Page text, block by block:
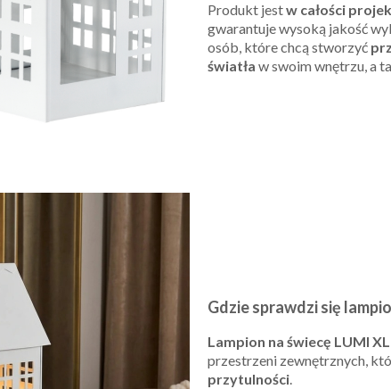
Produkt jestw całości
gwarantuje wysoką jakość
osób, które chcą stworzyć
światła w swoim wnętrzu, a
Gdzie sprawdzi się
Lampion na świecę LUMI XL
przestrzeni zewnętrznych,
przytulności.